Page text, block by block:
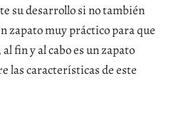
su desarrollo si no también
zapato muy práctico para que
fin y al cabo es un zapato
las características de este